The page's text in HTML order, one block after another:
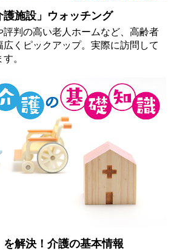
護施設」ウォッチング
判の高い老人ホームなど、高齢者
くピックアップ。実際に訪問して
。
解決！介護の基本情報